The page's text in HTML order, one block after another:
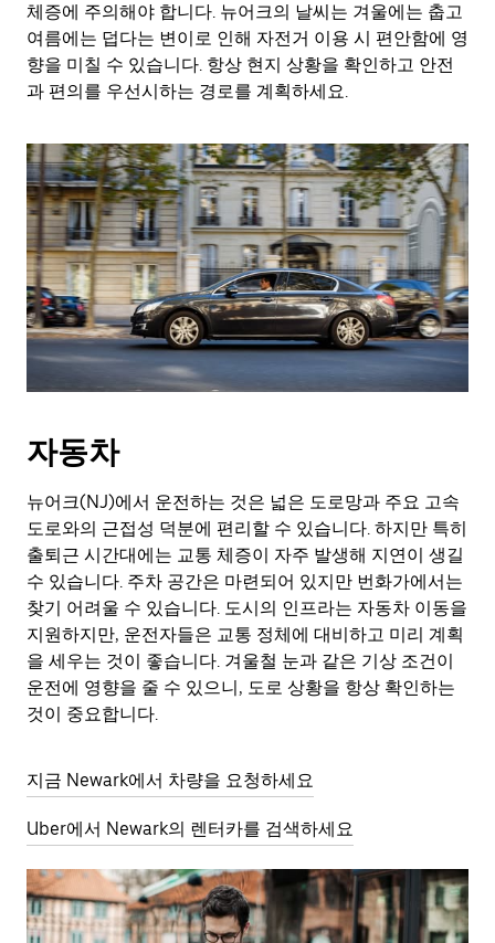
체증에 주의해야 합니다. 뉴어크의 날씨는 겨울에는 춥고
여름에는 덥다는 변이로 인해 자전거 이용 시 편안함에 영
향을 미칠 수 있습니다. 항상 현지 상황을 확인하고 안전
과 편의를 우선시하는 경로를 계획하세요.
자동차
뉴어크(NJ)에서 운전하는 것은 넓은 도로망과 주요 고속
도로와의 근접성 덕분에 편리할 수 있습니다. 하지만 특히
출퇴근 시간대에는 교통 체증이 자주 발생해 지연이 생길
수 있습니다. 주차 공간은 마련되어 있지만 번화가에서는
찾기 어려울 수 있습니다. 도시의 인프라는 자동차 이동을
지원하지만, 운전자들은 교통 정체에 대비하고 미리 계획
을 세우는 것이 좋습니다. 겨울철 눈과 같은 기상 조건이
운전에 영향을 줄 수 있으니, 도로 상황을 항상 확인하는
것이 중요합니다.
지금 Newark에서 차량을 요청하세요
Uber에서 Newark의 렌터카를 검색하세요